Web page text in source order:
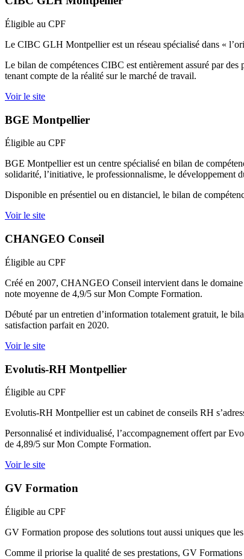
Éligible au CPF
Le CIBC GLH Montpellier est un réseau spécialisé dans «
Le bilan de compétences CIBC est entièrement assuré par
tenant compte de la réalité sur le marché de travail.
Voir le site
BGE Montpellier
Éligible au CPF
BGE Montpellier est un centre spécialisé en bilan de
solidarité, l’initiative, le professionnalisme, le développement
Disponible en présentiel ou en distanciel, le bilan de
Voir le site
CHANGEO Conseil
Éligible au CPF
Créé en 2007, CHANGEO Conseil intervient dans le domaine
note moyenne de 4,9/5 sur Mon Compte Formation.
Débuté par un entretien d’information totalement gratuit, le
satisfaction parfait en 2020.
Voir le site
Evolutis-RH Montpellier
Éligible au CPF
Evolutis-RH Montpellier est un cabinet de conseils RH
Personnalisé et individualisé, l’accompagnement offert par
de 4,89/5 sur Mon Compte Formation.
Voir le site
GV Formation
Éligible au CPF
GV Formation propose des solutions tout aussi uniques que
Comme il priorise la qualité de ses prestations, GV